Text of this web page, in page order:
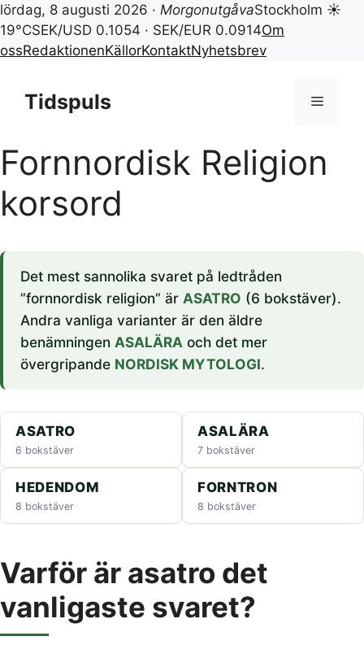
lördag, 8 augusti 2026 · MorgonutgåvaStockholm ☀
19°CSEK/USD 0.1054 · SEK/EUR 0.0914Om
ossRedaktionenKällorKontaktNyhetsbrev
innehållTidspuls Meny
Fornnordisk Religion
korsord
Det mest sannolika svaret på ledtråden
”fornnordisk religion” är ASATRO (6 bokstäver).
Andra vanliga varianter är den äldre
benämningen ASALÄRAoch det mer
övergripande NORDISK MYTOLOGI.
ASATRO
6 bokstäver
ASALÄRA
7 bokstäver
HEDENDOM
8 bokstäver
FORNTRON
8 bokstäver
Varför är asatro det
vanligaste svaret?